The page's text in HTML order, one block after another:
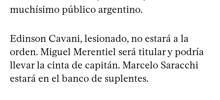
muchísimo público argentino.
Edinson Cavani, lesionado, no estará a la
orden. Miguel Merentiel será titular y podría
llevar la cinta de capitán. Marcelo Saracchi
estará en el banco de suplentes.